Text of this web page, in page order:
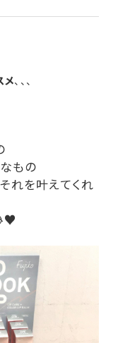
メ、、、
もの
れを叶えてくれ